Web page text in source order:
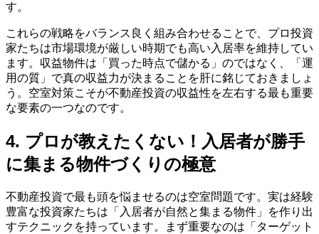
す。
これらの戦略をバランス良く組み合わせることで、プロ投資
家たちは市場環境が厳しい時期でも高い入居率を維持してい
ます。収益物件は「買った時点で儲かる」のではなく、「運
用の質」で真の収益力が決まることを肝に銘じておきましょ
う。空室対策こそが不動産投資の収益性を左右する最も重要
な要素の一つなのです。
4. プロが教えたくない！入居者が勝手
に集まる物件づくりの極意
不動産投資で最も頭を悩ませるのは空室問題です。実は経験
豊富な投資家たちは「入居者が自然と集まる物件」を作り出
すテクニックを持っています。まず重要なのは「ターゲット